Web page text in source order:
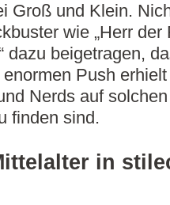
Groß und Klein.
wie „Herr der
dazu beigetragen,
Push
Nerds auf solchen
finden sind.
in